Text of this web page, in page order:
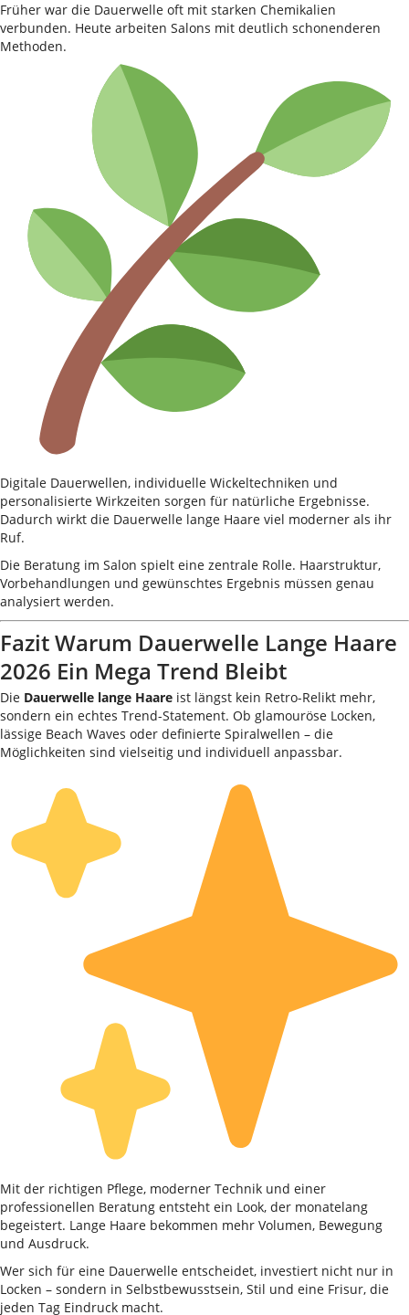
Früher war die Dauerwelle oft mit starken Chemikalien
verbunden. Heute arbeiten Salons mit deutlich schonenderen
Methoden.
Digitale Dauerwellen, individuelle Wickeltechniken und
personalisierte Wirkzeiten sorgen für natürliche Ergebnisse.
Dadurch wirkt die Dauerwelle lange Haare viel moderner als ihr
Ruf.
Die Beratung im Salon spielt eine zentrale Rolle. Haarstruktur,
Vorbehandlungen und gewünschtes Ergebnis müssen genau
analysiert werden.
Fazit Warum Dauerwelle Lange Haare
2026 Ein Mega Trend Bleibt
Die Dauerwelle lange Haare ist längst kein Retro-Relikt mehr,
sondern ein echtes Trend-Statement. Ob glamouröse Locken,
lässige Beach Waves oder definierte Spiralwellen – die
Möglichkeiten sind vielseitig und individuell anpassbar.
Mit der richtigen Pflege, moderner Technik und einer
professionellen Beratung entsteht ein Look, der monatelang
begeistert. Lange Haare bekommen mehr Volumen, Bewegung
und Ausdruck.
Wer sich für eine Dauerwelle entscheidet, investiert nicht nur in
Locken – sondern in Selbstbewusstsein, Stil und eine Frisur, die
jeden Tag Eindruck macht.